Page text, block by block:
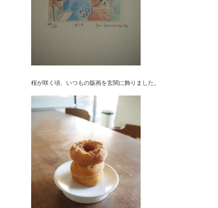
桜が咲く頃、いつもの版画を玄関に飾りました。